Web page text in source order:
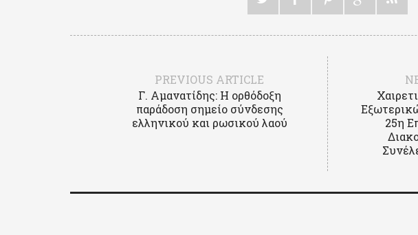
PREVIOUS ARTICLE
Γ. Αμανατίδης: Η ορθόδοξη
παράδοση σημείο σύνδεσης
ελληνικού και ρωσικού λαού
25η